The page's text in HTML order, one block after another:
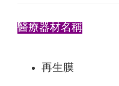
醫療器材名稱
再生膜